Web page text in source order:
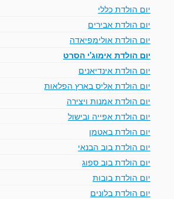
יום הולדת כללי
יום הולדת אבירים
יום הולדת אולימפיאדה
יום הולדת אימוג'י הסרט
יום הולדת אינדיאנים
יום הולדת אליס בארץ הפלאות
יום הולדת אמנות ויצירה
יום הולדת אפייה ובישול
יום הולדת באטמן
יום הולדת בוב הבנאי
יום הולדת בוב ספוג
יום הולדת בובות
יום הולדת בלונים